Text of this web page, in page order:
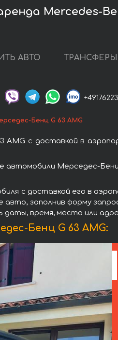
Mercedes-
АВТО ТРАНСФЕРЫ
Бенц G 63 AMG
с доставкой в
Мерседес-
с доставкой его в
заполнив форму
даты, время, место или
Бенц G 63 AMG: